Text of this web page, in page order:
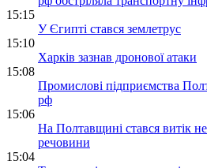
15:15
У Єгипті стався землетрус
15:10
Харків зазнав дронової атаки
15:08
Промислові підприємства
рф
15:06
На Полтавщині стався витік
речовини
15:04